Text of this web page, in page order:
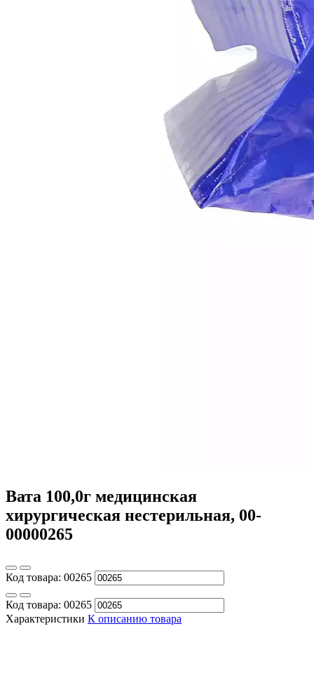
Вата 100,0г медицинская
хирургическая нестерильная, 00-
00000265
Код товара: 00265
Код товара: 00265
Характеристики К описанию товара